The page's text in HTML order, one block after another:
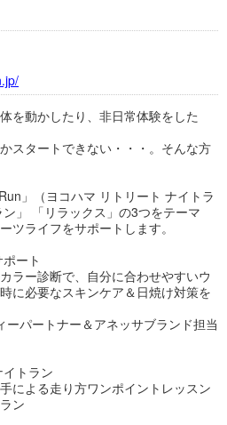
を動かしたり、非日常体験をした
スタートできない・・・。そんな方
」（ヨコハマ リトリート ナイトラ
」 「リラックス」の3つをテーマ
ツライフをサポートします。
ート
ラー診断で、自分に合わせやすいウ
に必要なスキンケア＆日焼け対策を
パートナー＆アネッサブランド担当
トラン
による走り方ワンポイントレッスン
ン